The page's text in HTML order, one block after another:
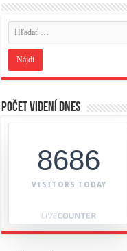
Počet videní dnes
8686
VISITORS TODAY